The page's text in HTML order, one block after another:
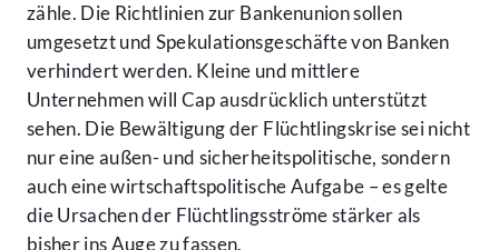
zähle. Die Richtlinien zur Bankenunion sollen
umgesetzt und Spekulationsgeschäfte von Banken
verhindert werden. Kleine und mittlere
Unternehmen will Cap ausdrücklich unterstützt
sehen. Die Bewältigung der Flüchtlingskrise sei nicht
nur eine außen- und sicherheitspolitische, sondern
auch eine wirtschaftspolitische Aufgabe – es gelte
die Ursachen der Flüchtlingsströme stärker als
bisher ins Auge zu fassen.